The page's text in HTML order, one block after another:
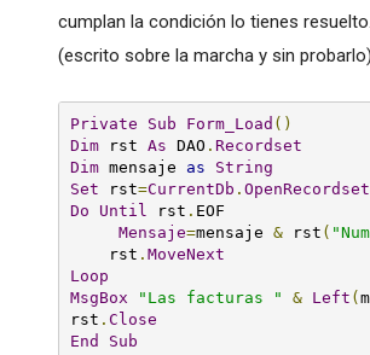
cumplan la condición lo tienes
(escrito sobre la marcha y sin
Private Sub Form_Load ()
Dim rst As DAO . Recordset
Dim mensaje as
String
Set rst=CurrentDb .OpenRecordset
Do
Until rst . EOF
Mensaje=mensaje & rst (
rst .MoveNext
Loop
MsgBox
"Las facturas " & Left (
rst .Close
End
Sub